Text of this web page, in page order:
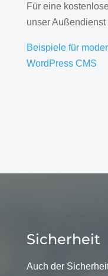
Für eine
unser
Beispiele für
WordPress CMS
Sicherheit
Auch der